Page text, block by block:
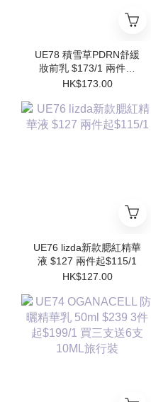
UE78 積雪草PDRN舒緩
妝前乳 $173/1 兩件起
$155/1 件
HK$173.00
UE76 lizda新款腮紅精華
液 $127 兩件起$115/1
HK$127.00